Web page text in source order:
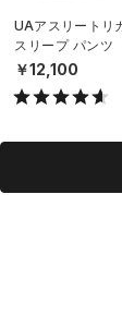
UAアスリートリ
スリープ パンツ
スタイル/UNISEX
￥12,100